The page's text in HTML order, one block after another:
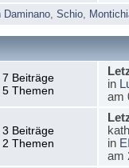
Daminano ,Schio
7 Beiträge
5 Themen
in
am
3 Beiträge
2 Themen
in
am